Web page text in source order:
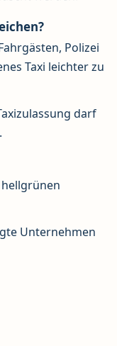
Polizei
Taxi leichter zu
darf
Unternehmen